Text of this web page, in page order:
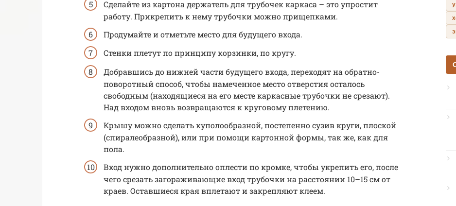
Сделайте из картона держатель для трубочек каркаса – это упростит
работу. Прикрепить к нему трубочки можно прищепками.
Продумайте и отметьте место для будущего входа.
Стенки плетут по принципу корзинки, по кругу.
Добравшись до нижней части будущего входа, переходят на обратно-
поворотный способ, чтобы намеченное место отверстия осталось
свободным (находящиеся на его месте каркасные трубочки не срезают).
Над входом вновь возвращаются к круговому плетению.
Крышу можно сделать куполообразной, постепенно сузив круги, плоской
(спиралеобразной), или при помощи картонной формы, так же, как для
пола.
Вход нужно дополнительно оплести по кромке, чтобы укрепить его, после
чего срезать загораживающие вход трубочки на расстоянии 10–15 см от
краев. Оставшиеся края вплетают и закрепляют клеем.